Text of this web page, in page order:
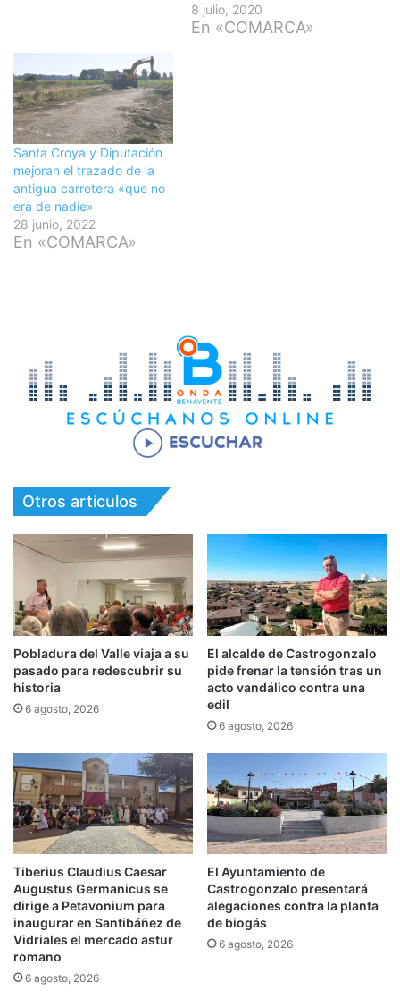
8 julio, 2020
En «COMARCA»
Santa Croya y Diputación
mejoran el trazado de la
antigua carretera «que no
era de nadie»
28 junio, 2022
En «COMARCA»
Otros artículos
Pobladura del Valle viaja a su
pasado para redescubrir su
historia
6 agosto, 2026
El alcalde de Castrogonzalo
pide frenar la tensión tras un
acto vandálico contra una
edil
6 agosto, 2026
Tiberius Claudius Caesar
Augustus Germanicus se
dirige a Petavonium para
inaugurar en Santibáñez de
Vidriales el mercado astur
romano
6 agosto, 2026
El Ayuntamiento de
Castrogonzalo presentará
alegaciones contra la planta
de biogás
6 agosto, 2026